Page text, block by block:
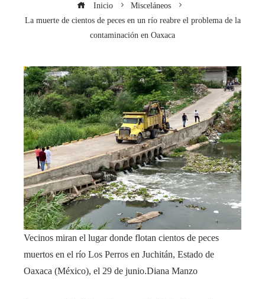
Inicio
Misceláneos
La muerte de cientos de peces en un río reabre el problema de la
contaminación en Oaxaca
Vecinos miran el lugar donde flotan cientos de peces
muertos en el río Los Perros en Juchitán, Estado de
Oaxaca (México), el 29 de junio.Diana Manzo